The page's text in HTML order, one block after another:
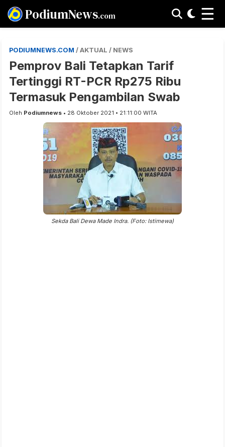
PodiumNews.com ☰
PODIUMNEWS.COM / AKTUAL / NEWS
Pemprov Bali Tetapkan Tarif
Tertinggi RT-PCR Rp275 Ribu
Termasuk Pengambilan Swab
Oleh Podiumnews • 28 Oktober 2021 • 21:11:00 WITA
Sekda Bali Dewa Made Indra. (Foto: Istimewa)